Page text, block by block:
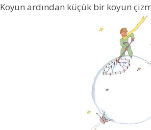
Koyun ardından küçük bir koyun